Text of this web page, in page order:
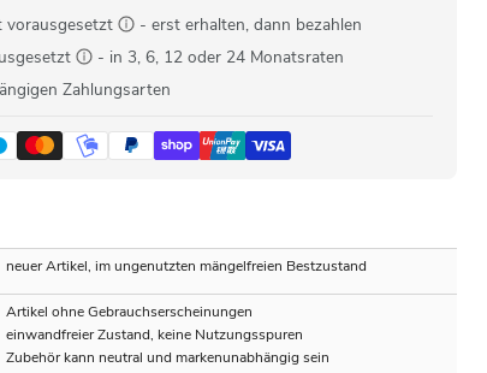
- erst erhalten, dann bezahlen
- in 3, 6, 12 oder 24 Monatsraten
Zahlungsarten
neuer Artikel, im ungenutzten mängelfreien Bestzustand
Artikel ohne Gebrauchserscheinungen
einwandfreier Zustand, keine Nutzungsspuren
Zubehör kann neutral und markenunabhängig sein